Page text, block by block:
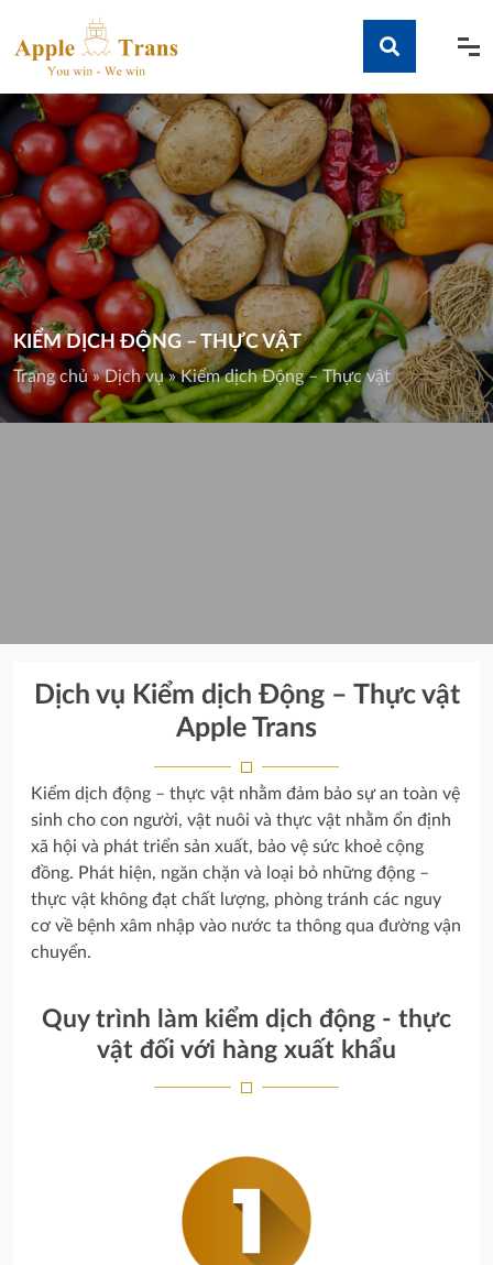
content
Tìm kiếm
KIỂM DỊCH ĐỘNG – THỰC VẬT
Trang chủ»Dịch vụ»Kiểm dịch Động – Thực vật
Dịch vụ Kiểm dịch Động – Thực vật
Apple Trans
Kiểm dịch động – thực vật nhằm đảm bảo sự an toàn vệ
sinh cho con người, vật nuôi và thực vật nhằm ổn định
xã hội và phát triển sản xuất, bảo vệ sức khoẻ cộng
đồng. Phát hiện, ngăn chặn và loại bỏ những động –
thực vật không đạt chất lượng, phòng tránh các nguy
cơ về bệnh xâm nhập vào nước ta thông qua đường vận
chuyển.
Quy trình làm kiểm dịch động - thực
vật đối với hàng xuất khẩu